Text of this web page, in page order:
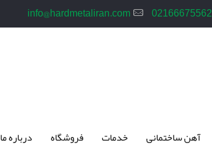
02166675562
info@hardmetaliran.com
آهن ساختمانی خدمات فروشگاه درباره ما